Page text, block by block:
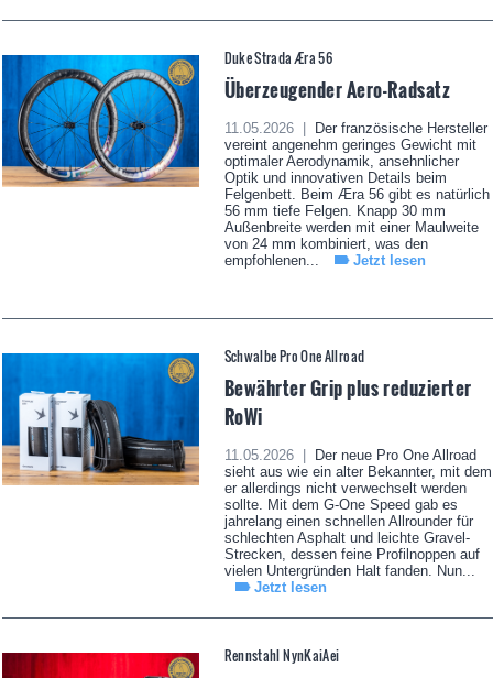
Duke Strada Æra 56
Überzeugender Aero-Radsatz
11.05.2026 |
Der französische Hersteller
vereint angenehm geringes Gewicht mit
optimaler Aerodynamik, ansehnlicher
Optik und innovativen Details beim
Felgenbett. Beim Æra 56 gibt es natürlich
56 mm tiefe Felgen. Knapp 30 mm
Außenbreite werden mit einer Maulweite
von 24 mm kombiniert, was den
empfohlenen...
Jetzt lesen
Schwalbe Pro One Allroad
Bewährter Grip plus reduzierter
RoWi
11.05.2026 |
Der neue Pro One Allroad
sieht aus wie ein alter Bekannter, mit dem
er allerdings nicht verwechselt werden
sollte. Mit dem G-One Speed gab es
jahrelang einen schnellen Allrounder für
schlechten Asphalt und leichte Gravel-
Strecken, dessen feine Profilnoppen auf
vielen Untergründen Halt fanden. Nun...
Jetzt lesen
Rennstahl NynKaiAei